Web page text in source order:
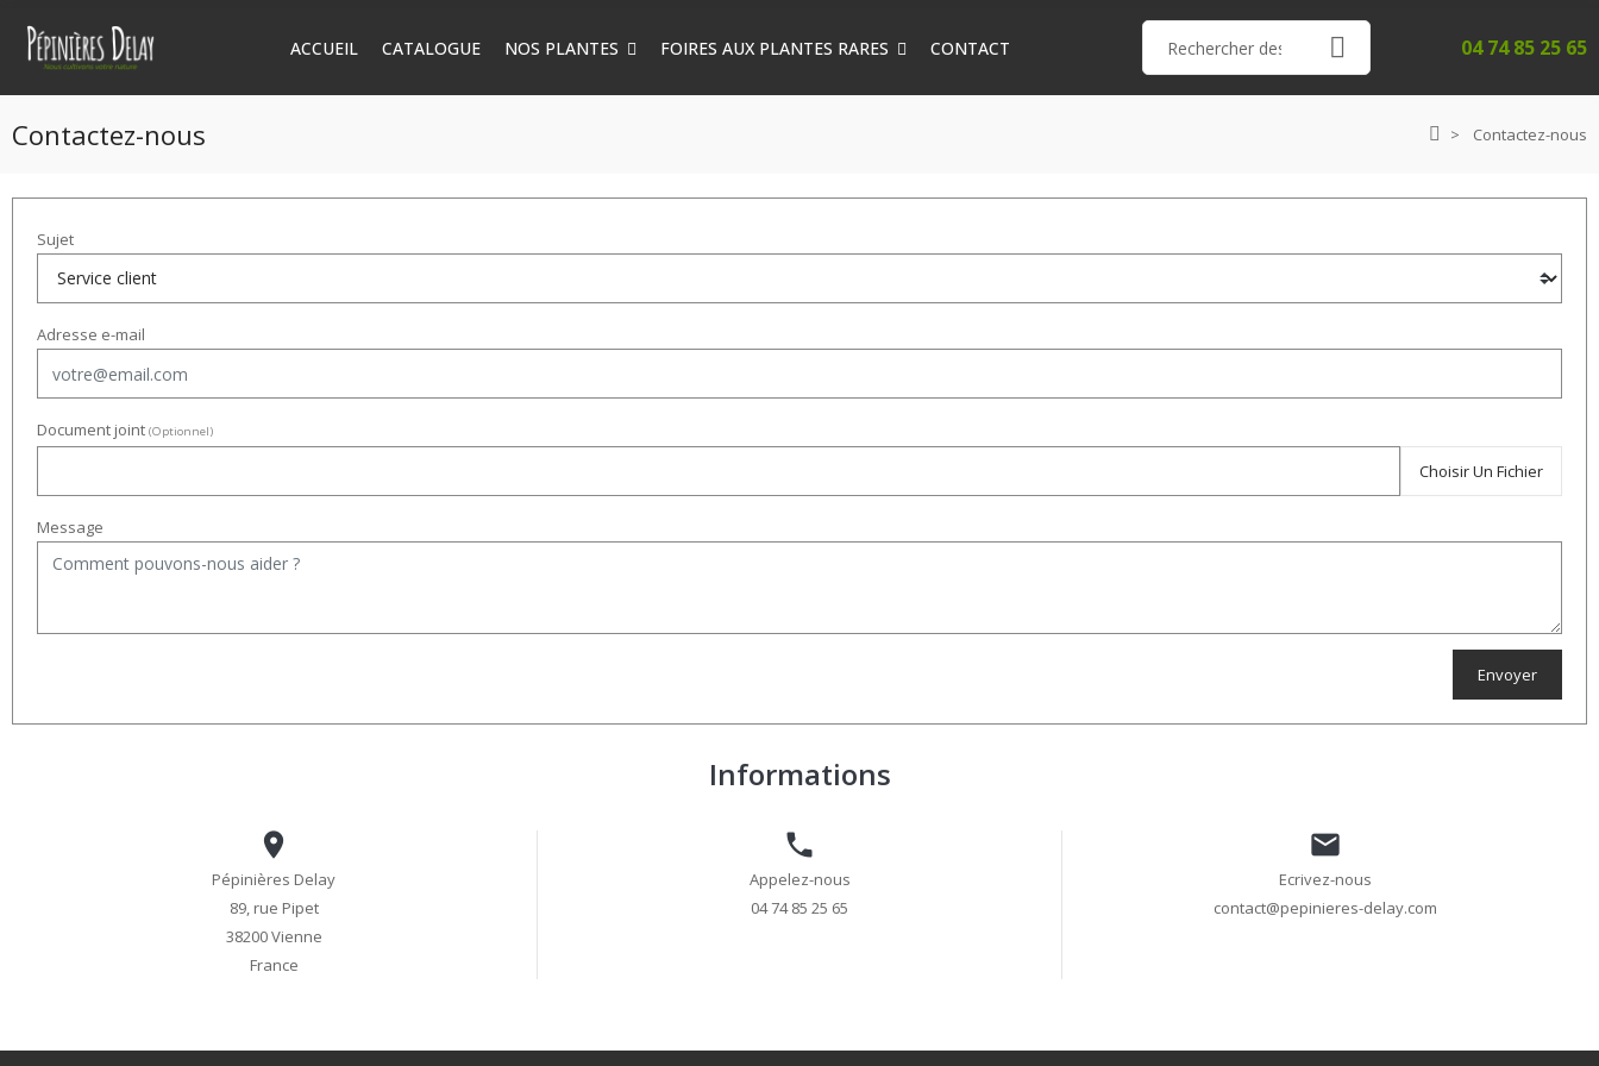
ACCUEIL CATALOGUE NOS PLANTES FOIRES AUX PLANTES RARES CONTACT 04 74 85 25 65
Contactez-nous Contactez-nous
Sujet
Adresse e-mail
Document joint (Optionnel)
Choisir Un Fichier
Message
Informations

Pépinières Delay
89, rue Pipet
38200 Vienne
France

Appelez-nous
04 74 85 25 65

Ecrivez-nous
contact@pepinieres-delay.com